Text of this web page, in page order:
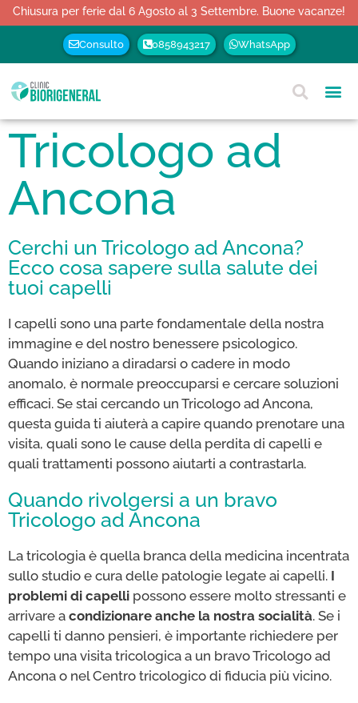
Chiusura per ferie dal 6 Agosto al 3 Settembre. Buone vacanze!
Consulto 0858943217 WhatsApp
Tricologo ad
Ancona
Cerchi un Tricologo ad Ancona?
Ecco cosa sapere sulla salute dei
tuoi capelli
I capelli sono una parte fondamentale della nostra
immagine e del nostro benessere psicologico.
Quando iniziano a diradarsi o cadere in modo
anomalo, è normale preoccuparsi e cercare soluzioni
efficaci. Se stai cercando un Tricologo ad Ancona,
questa guida ti aiuterà a capire quando prenotare una
visita, quali sono le cause della perdita di capelli e
quali trattamenti possono aiutarti a contrastarla.
Quando rivolgersi a un bravo
Tricologo ad Ancona
La tricologia è quella branca della medicina incentrata
sullo studio e cura delle patologie legate ai capelli. I
problemi di capelli possono essere molto stressanti e
arrivare a condizionare anche la nostra socialità. Se i
capelli ti danno pensieri, è importante richiedere per
tempo una visita tricologica a un bravo Tricologo ad
Ancona o nel Centro tricologico di fiducia più vicino.